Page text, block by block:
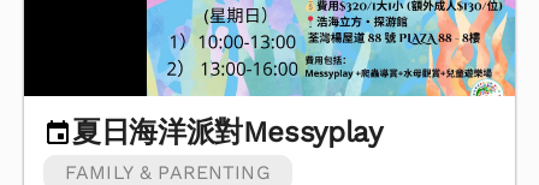
夏日海洋派對Messyplay
FAMILY & PARENTING